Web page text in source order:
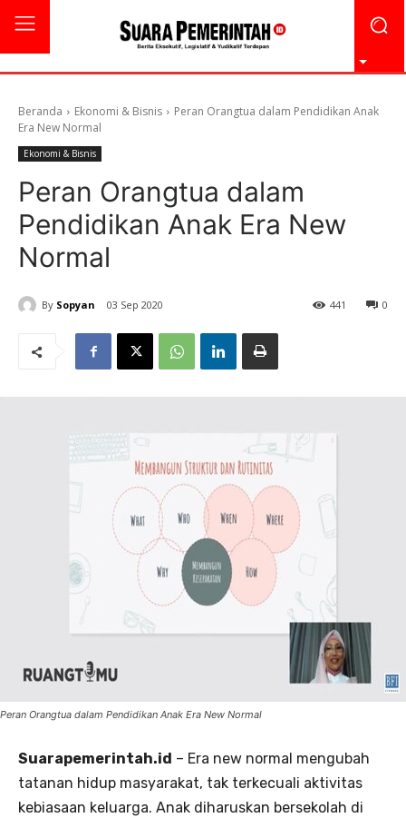
Beranda Ekonomi & Bisnis
Peran Orangtua dalam Pendidikan Anak
Era New Normal
Ekonomi & Bisnis
Peran Orangtua dalam
Pendidikan Anak Era New
Normal
By Sopyan 03 Sep 2020 0
441
Peran Orangtua dalam Pendidikan Anak Era New Normal
Suarapemerintah.id – Era new normal mengubah
tatanan hidup masyarakat, tak terkecuali aktivitas
kebiasaan keluarga. Anak diharuskan bersekolah di